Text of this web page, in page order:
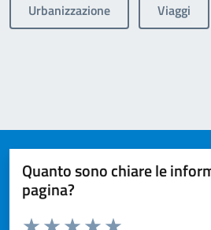
Urbanizzazione Viaggi
Quanto sono chiare le
pagina?
Valuta da 1 a 5 stelle la pagina